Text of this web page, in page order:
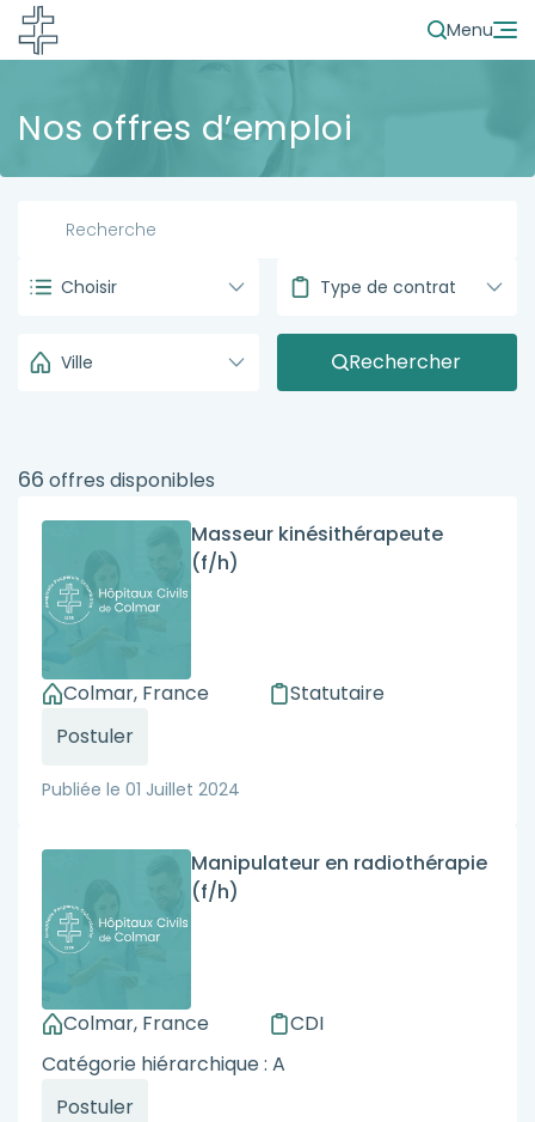
Menu
Nos offres d’emploi
Choisir Type de contrat
Ville Rechercher
66 offres disponibles
Masseur kinésithérapeute
(f/h)
Colmar, France
Statutaire
Postuler
Publiée le 01 Juillet 2024
Manipulateur en radiothérapie
(f/h)
Colmar, France
CDI
Catégorie hiérarchique : A
Postuler